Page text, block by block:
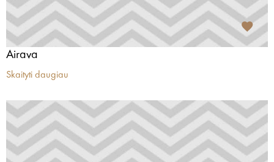
Airava
Skaityti daugiau